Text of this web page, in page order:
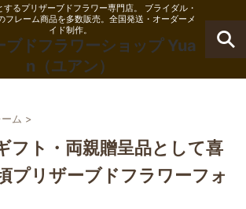
するプリザーブドフラワー専門店。 ブライダル・
フレーム商品を多数販売。全国発送・オーダーメ
イド制作。
ブドフラワーショップ Yua
n（ユアン）
ム >
フト・両親贈呈品として喜
プリザーブドフラワーフォ